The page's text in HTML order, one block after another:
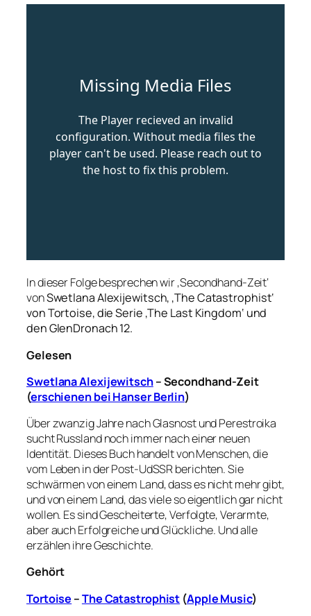
In dieser Folge besprechen wir ‚Secondhand-Zeit‘
vonSwetlana Alexijewitsch, ‚The Catastrophist‘
von Tortoise, die Serie ‚The Last Kingdom‘ und
den GlenDronach 12.
Gelesen
Swetlana Alexijewitsch– Secondhand-Zeit
(erschienen bei Hanser Berlin)
Über zwanzig Jahre nach Glasnost und Perestroika
sucht Russland noch immer nach einer neuen
Identität. Dieses Buch handelt von Menschen, die
vom Leben in der Post-UdSSR berichten. Sie
schwärmen von einem Land, dass es nicht mehr gibt,
und von einem Land, das viele so eigentlich gar nicht
wollen. Es sind Gescheiterte, Verfolgte, Verarmte,
aber auch Erfolgreiche und Glückliche. Und alle
erzählen ihre Geschichte.
Gehört
Tortoise –The Catastrophist (Apple Music)